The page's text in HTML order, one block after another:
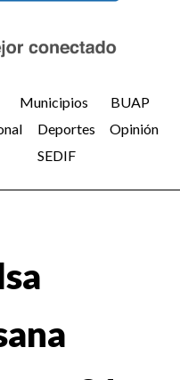
Municipios
BUAP
Deportes
Opinión
SEDIF